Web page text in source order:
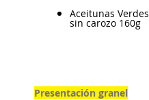
Aceitunas Verdes
sin carozo 160g
Presentación granel